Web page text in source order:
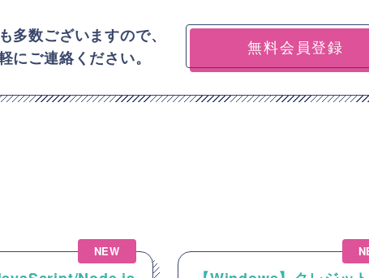
数ございますので、
ご連絡ください。
無料会員登録
NEW